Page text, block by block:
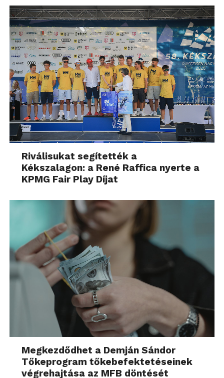
Riválisukat segítették a
Kékszalagon: a René Raffica nyerte a
KPMG Fair Play Díjat
Megkezdődhet a Demján Sándor
Tőkeprogram tőkebefektetéseinek
végrehajtása az MFB döntését